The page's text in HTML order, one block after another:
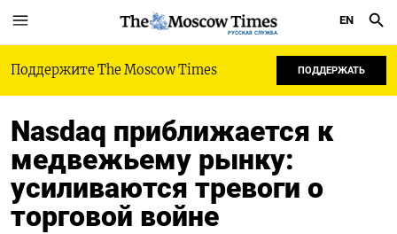
РУССКАЯ СЛУЖБА
EN
Поддержите The Moscow Times ПОДДЕРЖАТЬ
Nasdaq приближается к
медвежьему рынку:
усиливаются тревоги о
торговой войне